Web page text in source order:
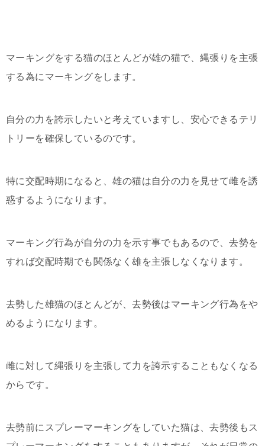
マーキングをする猫のほとんどが雄の猫で、縄張りを主張
する為にマーキングをします。
自分の力を誇示したいと考えていますし、安心できるテリ
トリーを確保しているのです。
特に交配時期になると、雄の猫は自分の力を見せて雌を誘
惑するようになります。
マーキング行為が自分の力を示す事でもあるので、去勢を
すれば交配時期でも関係なく雄を主張しなくなります。
去勢した雄猫のほとんどが、去勢後はマーキング行為をや
めるようになります。
雌に対して縄張りを主張して力を誇示することもなくなる
からです。
去勢前にスプレーマーキングをしていた猫は、去勢後もス